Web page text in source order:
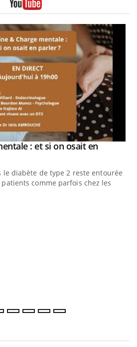
: et si on osait en
le diabète de type 2 reste entourée
comme parfois chez les